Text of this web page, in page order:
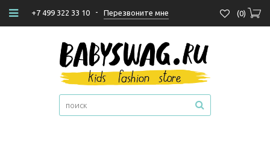
+7 499 322 33 10 - Перезвоните мне (0)